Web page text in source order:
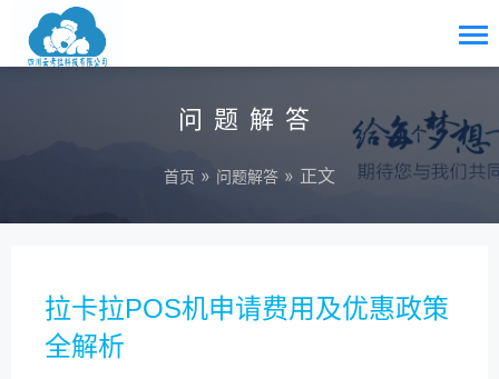
问题解答
首页 » 问题解答 » 正文
拉卡拉POS机申请费用及优惠政策
全解析